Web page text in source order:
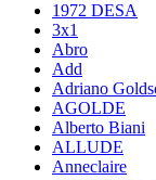
1972 DESA
3x1
Abro
Add
Adriano
AGOLDE
Alberto Biani
ALLUDE
Anneclaire